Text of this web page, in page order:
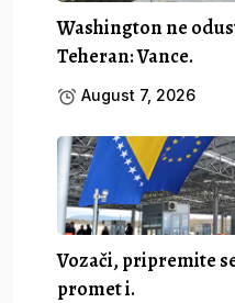
Washington ne
Teheran: Vance.
August 7, 2026
Vozači, pripremite
promet i.